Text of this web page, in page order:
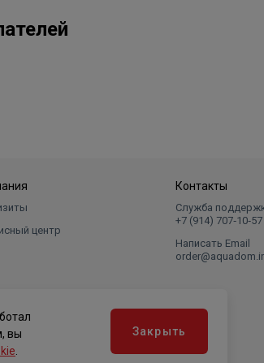
центр
Контакты
Служба
+7 (914) 707‑10‑57
Написать Email
вы
Закрыть